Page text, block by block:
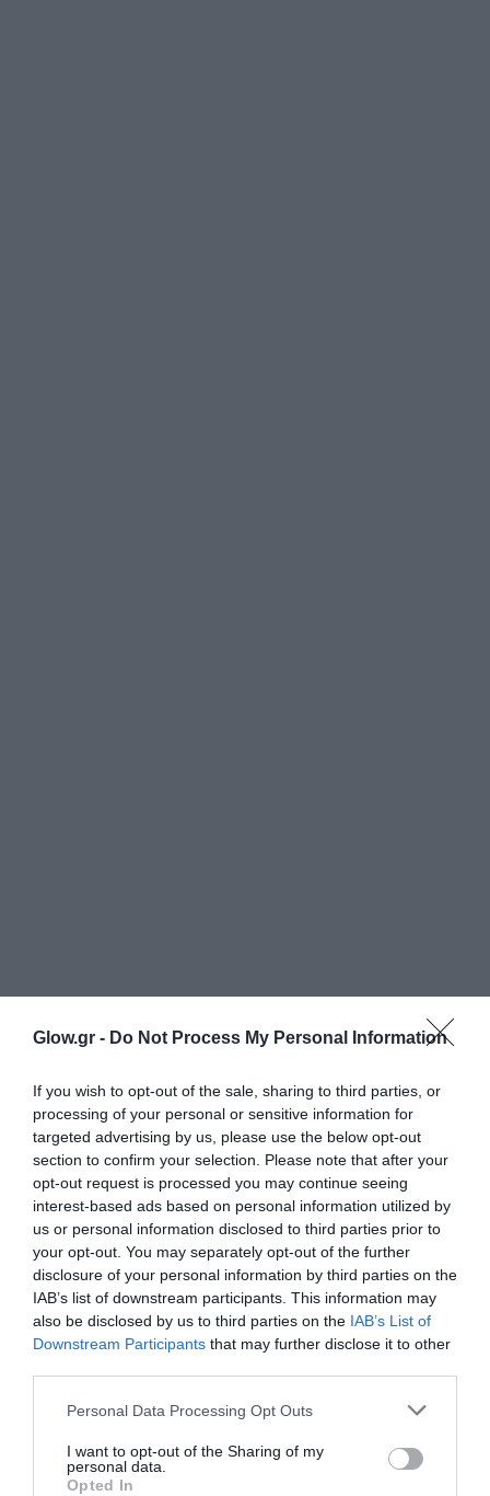
Glow.gr - Do Not Process My Personal Information
If you wish to opt-out of the sale, sharing to third parties, or
processing of your personal or sensitive information for
targeted advertising by us, please use the below opt-out
section to confirm your selection. Please note that after your
opt-out request is processed you may continue seeing
interest-based ads based on personal information utilized by
us or personal information disclosed to third parties prior to
your opt-out. You may separately opt-out of the further
disclosure of your personal information by third parties on the
IAB’s list of downstream participants. This information may
also be disclosed by us to third parties on the IAB’s List of
Downstream Participants that may further disclose it to other
Personal Data Processing Opt Outs
I want to opt-out of the Sharing of my
personal data.
Opted In